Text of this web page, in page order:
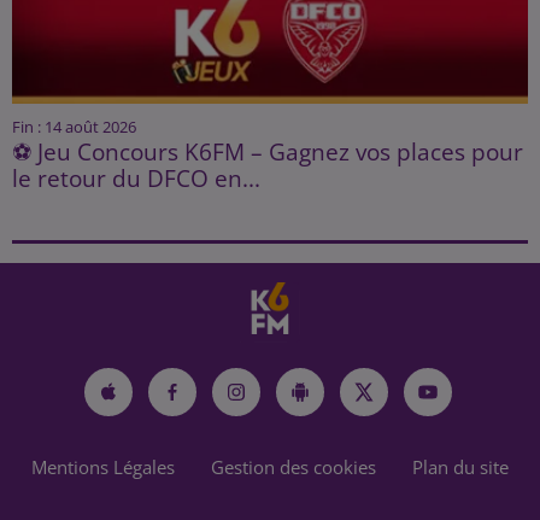
Fin : 14 août 2026
⚽ Jeu Concours K6FM – Gagnez vos places pour
le retour du DFCO en...
Mentions Légales Gestion des cookies Plan du site